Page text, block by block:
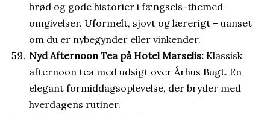
brød og gode historier i fængsels-themed
omgivelser. Uformelt, sjovt og lærerigt – uanset
om du er nybegynder eller vinkender.
Nyd Afternoon Tea på Hotel Marselis: Klassisk
afternoon tea med udsigt over Århus Bugt. En
elegant formiddagsoplevelse, der bryder med
hverdagens rutiner.